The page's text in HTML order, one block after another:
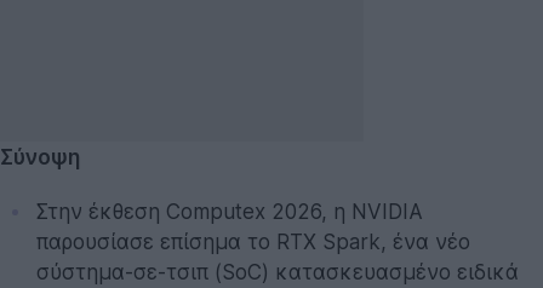
Σύνοψη
Στην έκθεση Computex 2026, η NVIDIA
παρουσίασε επίσημα το RTX Spark, ένα νέο
σύστημα-σε-τσιπ (SoC) κατασκευασμένο ειδικά